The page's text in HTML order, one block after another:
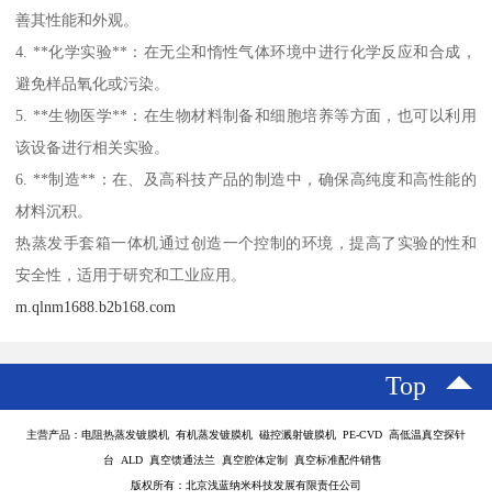
善其性能和外观。
4. **化学实验**：在无尘和惰性气体环境中进行化学反应和合成，
避免样品氧化或污染。
5. **生物医学**：在生物材料制备和细胞培养等方面，也可以利用
该设备进行相关实验。
6. **制造**：在、及高科技产品的制造中，确保高纯度和高性能的
材料沉积。
热蒸发手套箱一体机通过创造一个控制的环境，提高了实验的性和
安全性，适用于研究和工业应用。
m.qlnm1688.b2b168.com
Top
主营产品：电阻热蒸发镀膜机 有机蒸发镀膜机 磁控溅射镀膜机 PE-CVD 高低温真空探针
台 ALD 真空馈通法兰 真空腔体定制 真空标准配件销售
版权所有：北京浅蓝纳米科技发展有限责任公司